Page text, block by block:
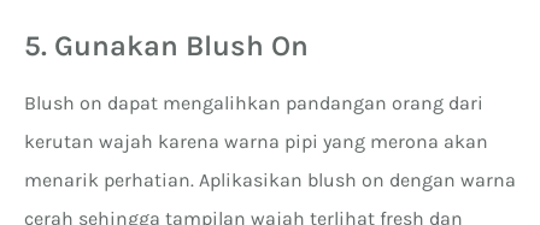
5. Gunakan Blush On
Blush on dapat mengalihkan pandangan orang dari
kerutan wajah karena warna pipi yang merona akan
menarik perhatian. Aplikasikan blush on dengan warna
cerah sehingga tampilan wajah terlihat fresh dan